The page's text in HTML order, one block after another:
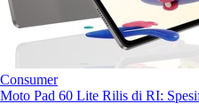
Consumer
Moto Pad 60 Lite Rilis di RI: